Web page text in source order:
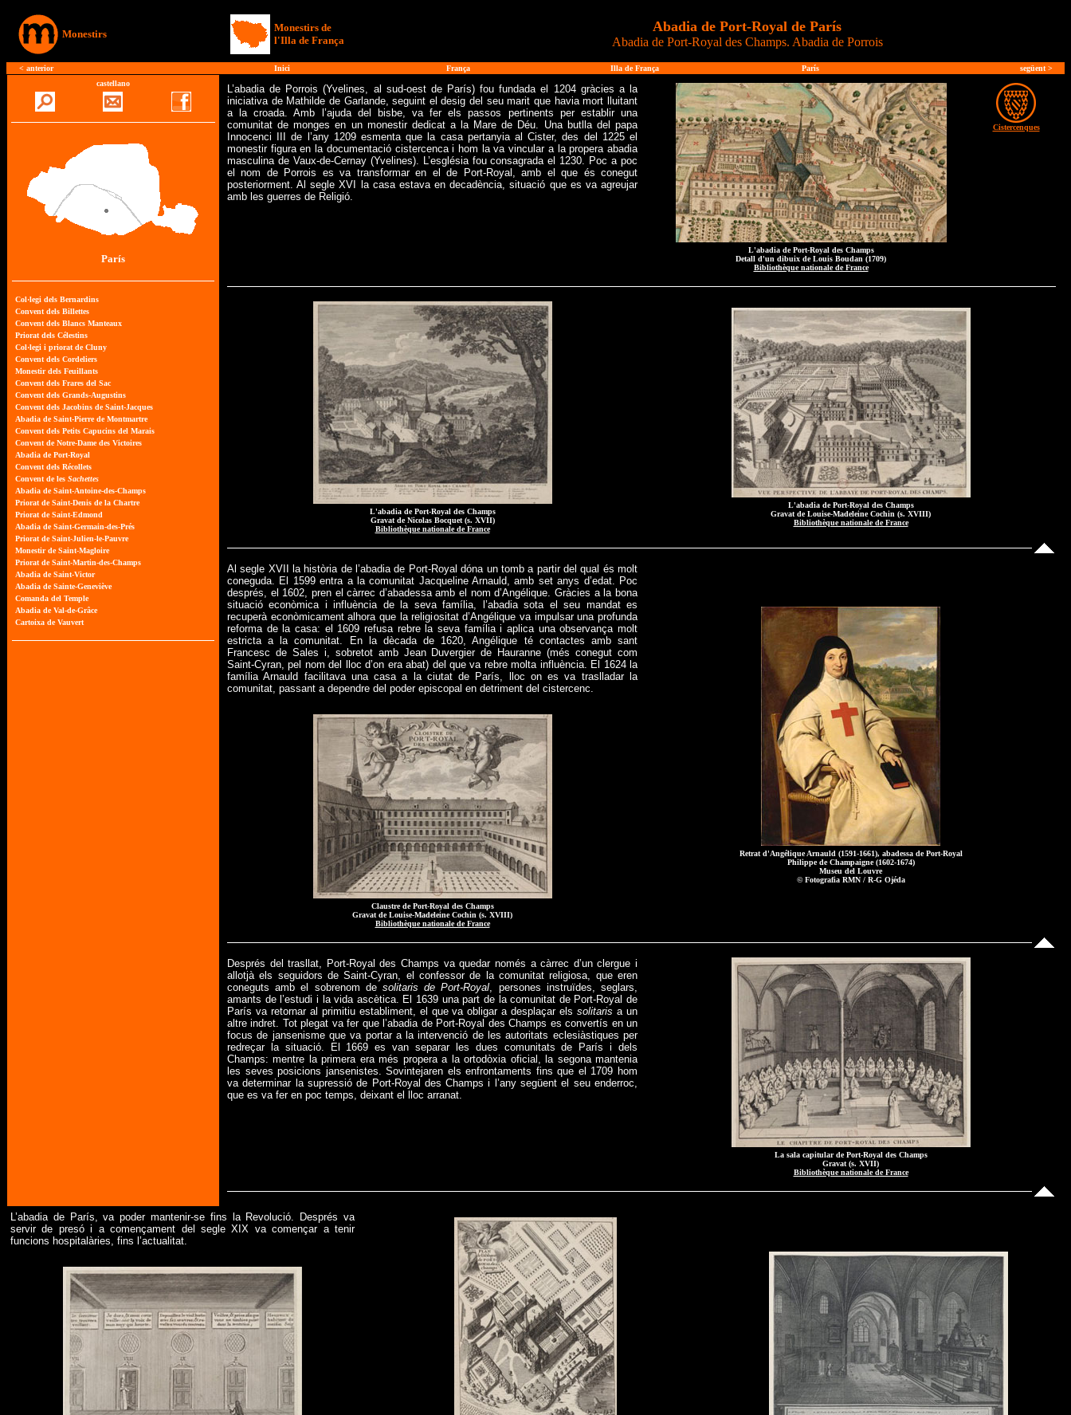
Monestirs
Monestirs de
l'Illa de França
Abadia de Port-Royal de París
Abadia de Port-Royal des Champs. Abadia de Porrois
< anterior Inici França Illa de França París següent >
castellano
París
L’abadia de Porrois (Yvelines, al sud-oest de París) fou fundada el 1204 gràcies a la
iniciativa de Mathilde de Garlande, seguint el desig del seu marit que havia mort lluitant
a la croada. Amb l’ajuda del bisbe, va fer els passos pertinents per establir una
comunitat de monges en un monestir dedicat a la Mare de Déu. Una butlla del papa
Innocenci III de l’any 1209 esmenta que la casa pertanyia al Cister, des del 1225 el
monestir figura en la documentació cistercenca i hom la va vincular a la propera abadia
masculina de Vaux-de-Cernay (Yvelines). L’església fou consagrada el 1230. Poc a poc
el nom de Porrois es va transformar en el de Port-Royal, amb el que és conegut
posteriorment. Al segle XVI la casa estava en decadència, situació que es va agreujar
amb les guerres de Religió.
L'abadia de Port-Royal des Champs
Detall d'un dibuix de Louis Boudan (1709)
Bibliothèque nationale de France
Cistercenques
L'abadia de Port-Royal des Champs
Gravat de Nicolas Bocquet (s. XVII)
Bibliothèque nationale de France
L'abadia de Port-Royal des Champs
Gravat de Louise-Madeleine Cochin (s. XVIII)
Bibliothèque nationale de France
Al segle XVII la història de l’abadia de Port-Royal dóna un tomb a partir del qual és molt
coneguda. El 1599 entra a la comunitat Jacqueline Arnauld, amb set anys d’edat. Poc
després, el 1602, pren el càrrec d’abadessa amb el nom d’Angélique. Gràcies a la bona
situació econòmica i influència de la seva família, l’abadia sota el seu mandat es
recuperà econòmicament alhora que la religiositat d’Angélique va impulsar una profunda
reforma de la casa: el 1609 refusa rebre la seva família i aplica una observança molt
estricta a la comunitat. En la dècada de 1620, Angélique té contactes amb sant
Francesc de Sales i, sobretot amb Jean Duvergier de Hauranne (més conegut com
Saint-Cyran, pel nom del lloc d’on era abat) del que va rebre molta influència. El 1624 la
família Arnauld facilitava una casa a la ciutat de París, lloc on es va traslladar la
comunitat, passant a dependre del poder episcopal en detriment del cistercenc.
Retrat d'Angélique Arnauld (1591-1661), abadessa de Port-Royal
Philippe de Champaigne (1602-1674)
Museu del Louvre
© Fotografia RMN / R-G Ojéda
Claustre de Port-Royal des Champs
Gravat de Louise-Madeleine Cochin (s. XVIII)
Bibliothèque nationale de France
Després del trasllat, Port-Royal des Champs va quedar només a càrrec d’un clergue i
allotjà els seguidors de Saint-Cyran, el confessor de la comunitat religiosa, que eren
coneguts amb el sobrenom de solitaris de Port-Royal, persones instruïdes, seglars,
amants de l’estudi i la vida ascètica. El 1639 una part de la comunitat de Port-Royal de
París va retornar al primitiu establiment, el que va obligar a desplaçar elssolitaris a un
altre indret. Tot plegat va fer que l’abadia de Port-Royal des Champs es convertís en un
focus de jansenisme que va portar a la intervenció de les autoritats eclesiàstiques per
redreçar la situació. El 1669 es van separar les dues comunitats de París i dels
Champs: mentre la primera era més propera a la ortodòxia oficial, la segona mantenia
les seves posicions jansenistes. Sovintejaren els enfrontaments fins que el 1709 hom
va determinar la supressió de Port-Royal des Champs i l’any següent el seu enderroc,
que es va fer en poc temps, deixant el lloc arranat.
La sala capitular de Port-Royal des Champs
Gravat (s. XVII)
Bibliothèque nationale de France
L’abadia de París, va poder mantenir-se fins la Revolució. Després va
servir de presó i a començament del segle XIX va començar a tenir
funcions hospitalàries, fins l’actualitat.